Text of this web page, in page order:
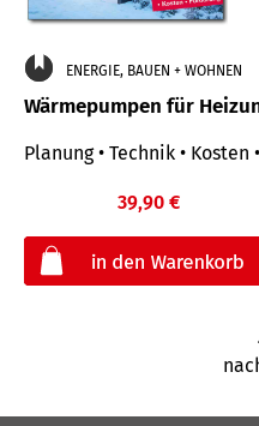
ENERGIE, BAUEN + WOHNEN
Wärmepumpen für
Planung • Technik • Kosten
39,90 €